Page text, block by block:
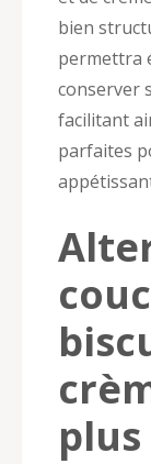
bien
permettra
conserver
facilitant
parfaites